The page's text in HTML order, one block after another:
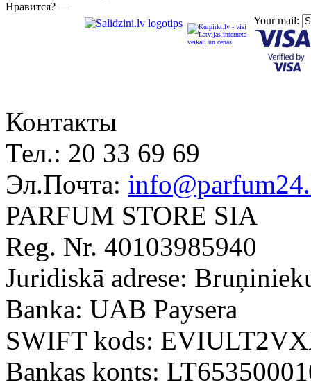
Нравится? —
Your mail:
Контакты
Тел.: 20 33 69 69
Эл.Почта:
PARFUM STORE SIA
Reg. Nr. 40103985940
Juridiskā adrese:
Banka: UAB Paysera
SWIFT kods:
Bankas konts: